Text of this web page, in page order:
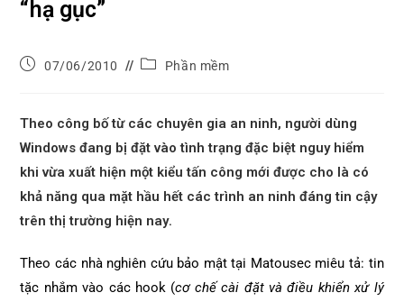
“hạ gục”
07/06/2010 Phần mềm
Theo công bố từ các chuyên gia an ninh, người dùng
Windows đang bị đặt vào tình trạng đặc biệt nguy hiểm
khi vừa xuất hiện một kiểu tấn công mới được cho là có
khả năng qua mặt hầu hết các trình an ninh đáng tin cậy
trên thị trường hiện nay.
Theo các nhà nghiên cứu bảo mật tại Matousec miêu tả: tin
tặc nhắm vào các hook (cơ chế cài đặt và điều khiển xử lý